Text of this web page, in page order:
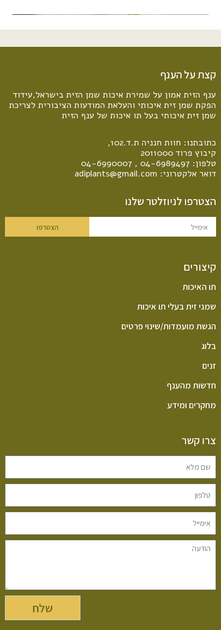
קצת על הענף
ענף הזית אמון על שמירת איכות שמן הזית בישראל,עידוד
הפקת שמן זית איכותי והעלאת המודעות הציבורית לצריכת
שמן זית איכותי בעל תו איכות של ענף הזית
כתובתנו: חוות חנניה ת.ד.102,
קיבוץ פרוד 2011000
טלפון: 04-6989497
,
04-6990007
דואר אלקטרוני: adiplants@gmail.com
הצטרפו לניוזלטר שלנו
הצטרפו
קיצורים
תו האיכות
שמני זית בעלי תו איכות
הגשת מועמדות/שינוי פרטים
בלוג
זנים
חדשות מהענף
מחקרים ומידע
צרו קשר
שלח